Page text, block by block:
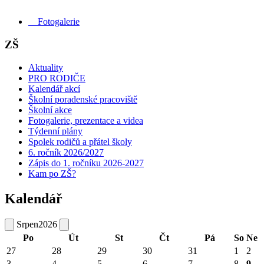
Fotogalerie
ZŠ
Aktuality
PRO RODIČE
Kalendář akcí
Školní poradenské pracoviště
Školní akce
Fotogalerie, prezentace a videa
Týdenní plány
Spolek rodičů a přátel školy
6. ročník 2026/2027
Zápis do 1. ročníku 2026-2027
Kam po ZŠ?
Kalendář
Srpen2026
Po
Út St Čt Pá So Ne
27
28 29 30 31 1
2